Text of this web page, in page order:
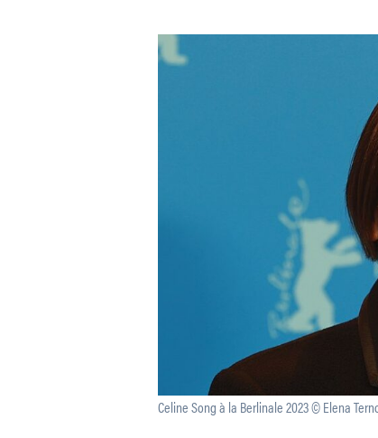
Celine Song à la Berlinale 2023 © Elena